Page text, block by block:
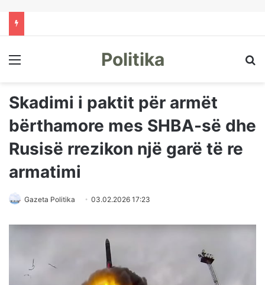
Menu Politika
Skadimi i paktit për armët
bërthamore mes SHBA-së dhe
Rusisë rrezikon një garë të re
armatimi
Gazeta Politika 03.02.2026 17:23